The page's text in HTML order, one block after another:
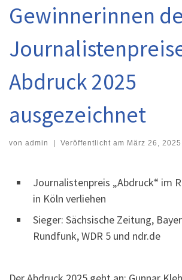
Gewinnerinnen
Abdruck 2025
ausgezeichnet
von admin Veröffentlicht am März 26, 2025
Journalistenpreis „Abdruck“ im
in Köln verliehen
Sieger: Sächsische Zeitung,
Rundfunk, WDR 5 und ndr.de